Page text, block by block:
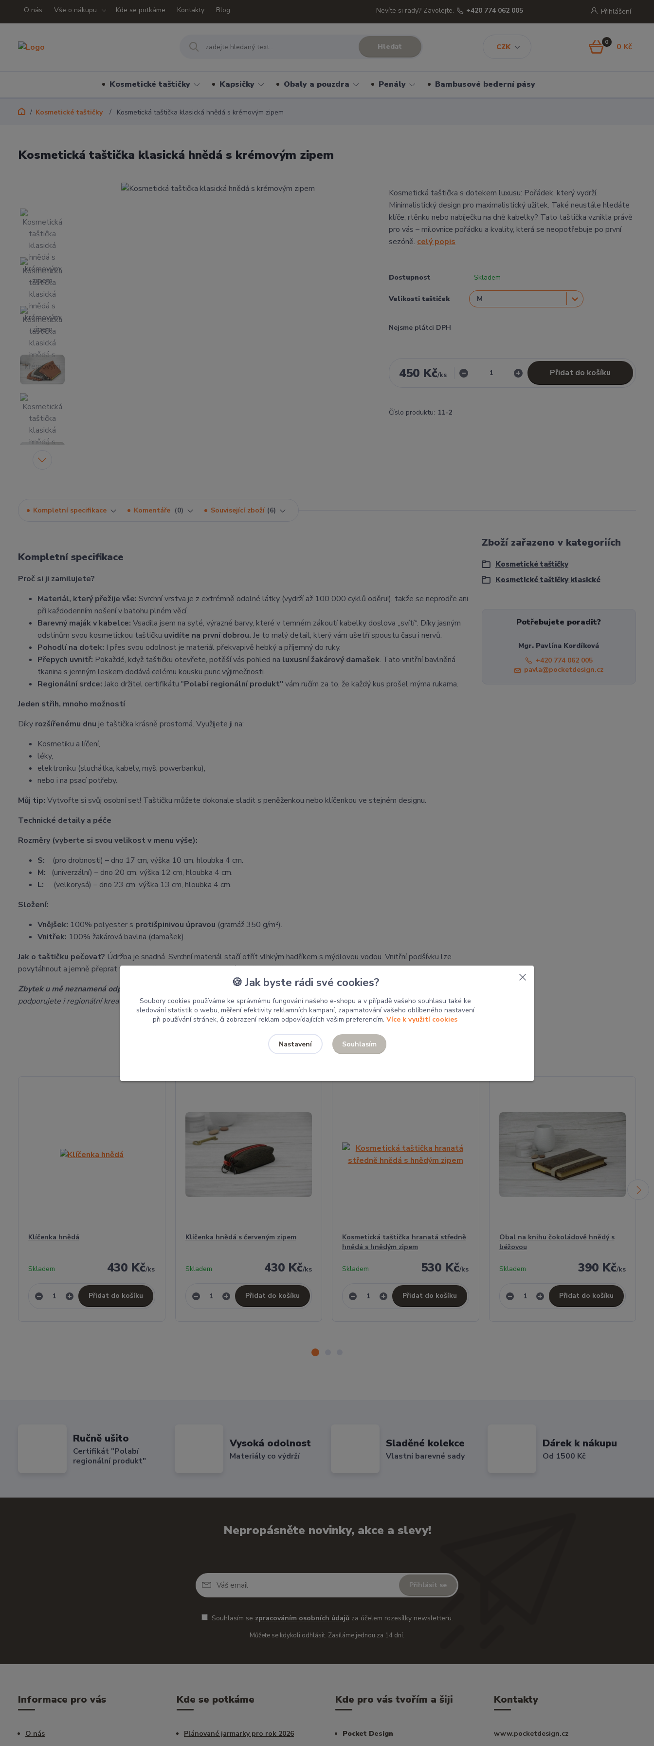
O nás Vše o nákupu Kde se potkáme Kontakty Blog
CZK
Přihlášení
Hledat
Nevíte si rady? Zavolejte. +420 774 062 005
0 0 Kč
Kosmetické taštičky Kapsičky Obaly a pouzdra Penály Bambusové bederní pásy
Kosmetické taštičky Kosmetická taštička klasická hnědá s krémovým zipem
Kosmetická taštička klasická hnědá s krémovým zipem
Kosmetická taštička s dotekem luxusu: Pořádek, který vydrží.
Minimalistický design pro maximalistický užitek. Také neustále hledáte
klíče, rtěnku nebo nabíječku na dně kabelky? Tato taštička vznikla právě
pro vás – milovnice pořádku a kvality, která se neopotřebuje po první
sezóně. celý popis
Dostupnost Skladem
Velikosti taštiček
Nejsme plátci DPH
450 Kč/ks Přidat do košíku
Číslo produktu: 11-2
Kompletní specifikace Komentáře 0 Související zboží 6
Kompletní specifikace
Proč si ji zamilujete?
Materiál, který přežije vše: Svrchní vrstva je z extrémně odolné látky (vydrží až 100 000 cyklů oděru!), takže se neprodře ani
při každodenním nošení v batohu plném věcí.
Barevný maják v kabelce: Vsadila jsem na syté, výrazné barvy, které v temném zákoutí kabelky doslova „svítí“. Díky jasným
odstínům svou kosmetickou taštičku uvidíte na první dobrou. Je to malý detail, který vám ušetří spoustu času i nervů.
Pohodlí na dotek: I přes svou odolnost je materiál překvapivě hebký a příjemný do ruky.
Přepych uvnitř: Pokaždé, když taštičku otevřete, potěší vás pohled na luxusní žakárový damašek. Tato vnitřní bavlněná
tkanina s jemným leskem dodává celému kousku punc výjimečnosti.
Regionální srdce: Jako držitel certifikátu "Polabí regionální produkt"vám ručím za to, že každý kus prošel mýma rukama.
Jeden střih, mnoho možností
Díky rozšířenému dnu je taštička krásně prostorná. Využijete ji na:
Kosmetiku a líčení,
léky,
elektroniku (sluchátka, kabely, myš, powerbanku),
nebo i na psací potřeby.
Můj tip: Vytvořte si svůj osobní set! Taštičku můžete dokonale sladit s peněženkou nebo klíčenkou ve stejném designu.
Technické detaily a péče
Rozměry (vyberte si svou velikost v menu výše):
S: (pro drobnosti) – dno 17 cm, výška 10 cm, hloubka 4 cm.
M: (univerzální) – dno 20 cm, výška 12 cm, hloubka 4 cm.
L: (velkorysá) – dno 23 cm, výška 13 cm, hloubka 4 cm.
Složení:
Vnějšek: 100% polyester s protišpinivou úpravou (gramáž 350 g/m²).
Vnitřek: 100% žakárová bavlna (damašek).
Jak o taštičku pečovat? Údržba je snadná. Svrchní materiál stačí otřít vlhkým hadříkem s mýdlovou vodou. Vnitřní podšívku lze
povytáhnout a jemně přeprat v ruce. Nežehlit, nesušit v bubnové sušičce, nebělit.
Zbytek u mě neznamená odpad:
Veškeré odstřižky z výroby putují do místních školek a škol pro tvoření dětí. Nákupem tak
podporujete i regionální kreativitu.
Zboží zařazeno v kategoriích
Kosmetické taštičky
Kosmetické taštičky klasické
Potřebujete poradit?
Mgr. Pavlína Kordíková
+420 774 062 005
pavla@pocketdesign.cz
Související zboží 6
Klíčenka hnědá
430 Kč/ks
Skladem
Přidat do košíku
Klíčenka hnědá s červeným zipem
430 Kč/ks
Skladem
Přidat do košíku
Kosmetická taštička hranatá středně
hnědá s hnědým zipem
530 Kč/ks
Skladem
Přidat do košíku
Obal na knihu čokoládově hnědý s
béžovou
390 Kč/ks
Skladem
Přidat do košíku
Ručně ušito
Certifikát "Polabí
regionální produkt"
Vysoká odolnost
Materiály co výdrží
Sladěné kolekce
Vlastní barevné sady
Dárek k nákupu
Od 1500 Kč
Nepropásněte novinky, akce a slevy!
Přihlásit se
Souhlasím se zpracováním osobních údajů za účelem rozesílky newsletteru.
Můžete se kdykoli odhlásit. Zasíláme jednou za 14 dní.
Informace pro vás
O nás
Kde se potkáme
Plánované jarmarky pro rok 2026
Kde pro vás tvořím a šiji
Pocket Design
Kontakty
www.pocketdesign.cz
🍪 Jak byste rádi své cookies?
Soubory cookies používáme ke správnému fungování našeho e-shopu a v případě vašeho souhlasu také ke
sledování statistik o webu, měření efektivity reklamních kampaní, zapamatování vašeho oblíbeného nastavení
při používání stránek, či zobrazení reklam odpovídajících vašim preferencím. Více k využití cookies
Nastavení Souhlasím